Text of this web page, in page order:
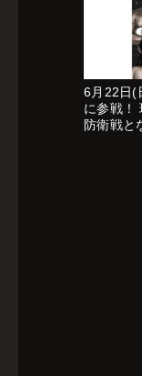
6月22日(
に参戦！
防衛戦と